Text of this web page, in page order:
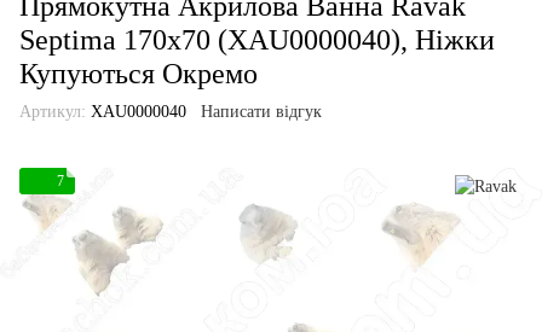
Septima 170x70 (XAU0000040), Ніжки
Купуються Окремо
Артикул: XAU0000040 Написати відгук
7